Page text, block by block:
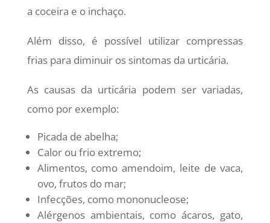
a coceira e o inchaço.
Além disso, é possível utilizar compressas
frias para diminuir os sintomas da urticária.
As causas da urticária podem ser variadas,
como por exemplo:
Picada de abelha;
Calor ou frio extremo;
Alimentos, como amendoim, leite de vaca,
ovo, frutos do mar;
Infecções, como mononucleose;
Alérgenos ambientais, como ácaros, gato,